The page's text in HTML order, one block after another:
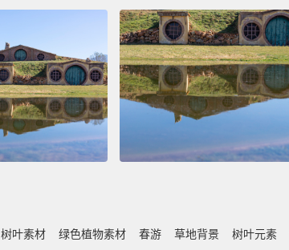
树叶素材 绿色植物素材 春游 草地背景 树叶元素